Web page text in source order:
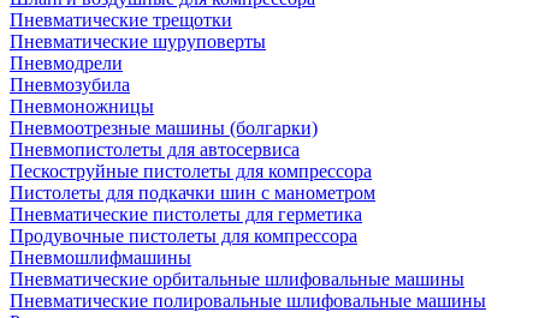
Пневматические трещотки
Пневматические шуруповерты
Пневмодрели
Пневмозубила
Пневмоножницы
Пневмоотрезные машины (болгарки)
Пневмопистолеты для автосервиса
Пескоструйные пистолеты для компрессора
Пистолеты для подкачки шин с манометром
Пневматические пистолеты для герметика
Продувочные пистолеты для компрессора
Пневмошлифмашины
Пневматические орбитальные шлифовальные машины
Пневматические полировальные шлифовальные машины